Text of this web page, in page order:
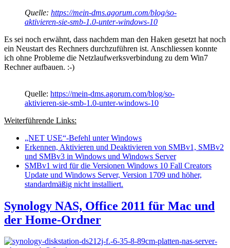
Quelle: https://mein-dms.agorum.com/blog/so-
aktivieren-sie-smb-1.0-unter-windows-10
Es sei noch erwähnt, dass nachdem man den Haken gesetzt hat noch
ein Neustart des Rechners durchzuführen ist. Anschliessen konnte
ich ohne Probleme die Netzlaufwerksverbindung zu dem Win7
Rechner aufbauen. :-)
Quelle: https://mein-dms.agorum.com/blog/so-
aktivieren-sie-smb-1.0-unter-windows-10
Weiterführende Links:
„NET USE“-Befehl unter Windows
Erkennen, Aktivieren und Deaktivieren von SMBv1, SMBv2
und SMBv3 in Windows und Windows Server
SMBv1 wird für die Versionen Windows 10 Fall Creators
Update und Windows Server, Version 1709 und höher,
standardmäßig nicht installiert.
Synology NAS, Office 2011 für Mac und
der Home-Ordner